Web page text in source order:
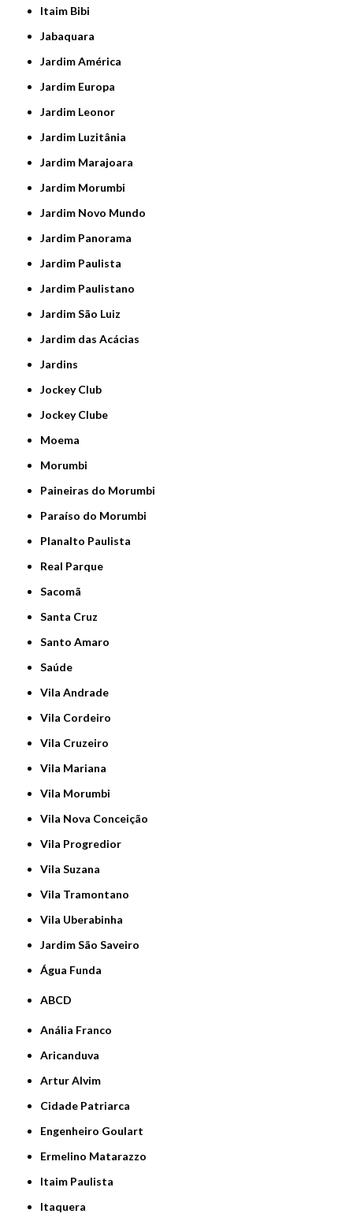
Itaim Bibi
Jabaquara
Jardim América
Jardim Europa
Jardim Leonor
Jardim Luzitânia
Jardim Marajoara
Jardim Morumbi
Jardim Novo Mundo
Jardim Panorama
Jardim Paulista
Jardim Paulistano
Jardim São Luiz
Jardim das Acácias
Jardins
Jockey Club
Jockey Clube
Moema
Morumbi
Paineiras do Morumbi
Paraíso do Morumbi
Planalto Paulista
Real Parque
Sacomã
Santa Cruz
Santo Amaro
Saúde
Vila Andrade
Vila Cordeiro
Vila Cruzeiro
Vila Mariana
Vila Morumbi
Vila Nova Conceição
Vila Progredior
Vila Suzana
Vila Tramontano
Vila Uberabinha
jardim São Saveiro
Água Funda
ABCD
Anália Franco
Aricanduva
Artur Alvim
Cidade Patriarca
Engenheiro Goulart
Ermelino Matarazzo
Itaim Paulista
Itaquera